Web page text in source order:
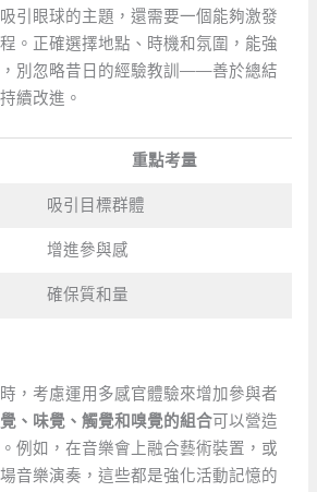
引眼球的主題，還需要一個能夠激發
。正確選擇地點、時機和氛圍，能強
別忽略昔日的經驗教訓——善於總結
續改進。
重點考量
吸引目標群體
增進參與感
確保質和量
，考慮運用多感官體驗來增加參與者
、味覺、觸覺和嗅覺的組合可以營造
例如，在音樂會上融合藝術裝置，或
音樂演奏，這些都是強化活動記憶的